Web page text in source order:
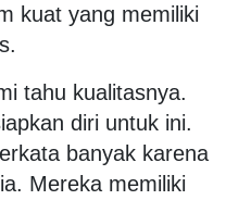
kuat yang memiliki
tahu kualitasnya.
diri untuk ini.
banyak karena
Mereka memiliki